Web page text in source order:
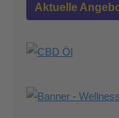
Aktuelle